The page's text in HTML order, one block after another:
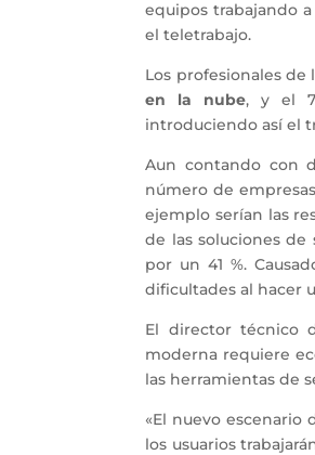
equipos trabajando
el teletrabajo.
Los profesionales
en la nube, y el
introduciendo así el
Aun contando con
número de
ejemplo serían las
de las soluciones
por un 41 %.
dificultades al hacer
El director técnico
moderna requiere
las herramientas de
«El nuevo escenario
los usuarios